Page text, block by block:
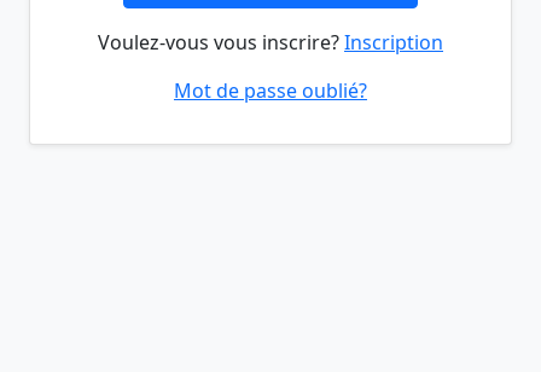
Voulez-vous vous inscrire?Inscription
Mot de passe oublié?